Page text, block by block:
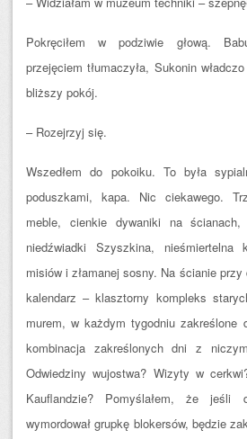
Pokręciłem w podziwie głową.
przejęciem tłumaczyła, Sukonin
bliższy pokój.
– Rozejrzyj się.
Wszedłem do pokoiku. To była
poduszkami, kapa. Nic ciekawego.
meble, cienkie dywaniki na
niedźwiadki Szyszkina, nieśmiertelna
misiów i złamanej sosny. Na ścianie
kalendarz – klasztorny kompleks
murem, w każdym tygodniu zakreślone
kombinacja zakreślonych dni z
Odwiedziny wujostwa? Wizyty w
Kauflandzie? Pomyślałem, że
wymordował grupkę blokersów, będzie